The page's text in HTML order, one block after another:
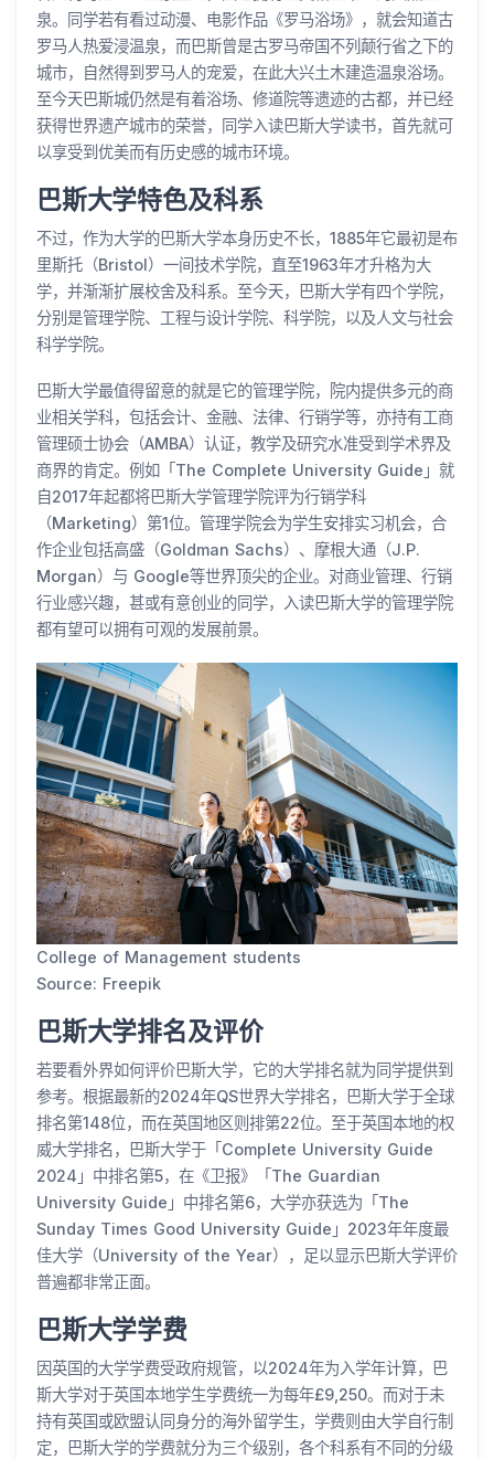
泉。同学若有看过动漫、电影作品《罗马浴场》，就会知道古
罗马人热爱浸温泉，而巴斯曾是古罗马帝国不列颠行省之下的
城市，自然得到罗马人的宠爱，在此大兴土木建造温泉浴场。
至今天巴斯城仍然是有着浴场、修道院等遗迹的古都，并已经
获得世界遗产城市的荣誉，同学入读巴斯大学读书，首先就可
以享受到优美而有历史感的城市环境。
巴斯大学特色及科系
不过，作为大学的巴斯大学本身历史不长，1885年它最初是布
里斯托（Bristol）一间技术学院，直至1963年才升格为大
学，并渐渐扩展校舍及科系。至今天，巴斯大学有四个学院，
分别是管理学院、工程与设计学院、科学院，以及人文与社会
科学学院。
巴斯大学最值得留意的就是它的管理学院，院内提供多元的商
业相关学科，包括会计、金融、法律、行销学等，亦持有工商
管理硕士协会（AMBA）认证，教学及研究水准受到学术界及
商界的肯定。例如「The Complete University Guide」就
自2017年起都将巴斯大学管理学院评为行销学科
（Marketing）第1位。管理学院会为学生安排实习机会，合
作企业包括高盛（Goldman Sachs）、摩根大通（J.P.
Morgan）与 Google等世界顶尖的企业。对商业管理、行销
行业感兴趣，甚或有意创业的同学，入读巴斯大学的管理学院
都有望可以拥有可观的发展前景。
College of Management students
Source: Freepik
巴斯大学排名及评价
若要看外界如何评价巴斯大学，它的大学排名就为同学提供到
参考。根据最新的2024年QS世界大学排名，巴斯大学于全球
排名第148位，而在英国地区则排第22位。至于英国本地的权
威大学排名，巴斯大学于「Complete University Guide
2024」中排名第5，在《卫报》「The Guardian
University Guide」中排名第6，大学亦获选为「The
Sunday Times Good University Guide」2023年年度最
佳大学（University of the Year），足以显示巴斯大学评价
普遍都非常正面。
巴斯大学学费
因英国的大学学费受政府规管，以2024年为入学年计算，巴
斯大学对于英国本地学生学费统一为每年£9,250。而对于未
持有英国或欧盟认同身分的海外留学生，学费则由大学自行制
定，巴斯大学的学费就分为三个级别，各个科系有不同的分级